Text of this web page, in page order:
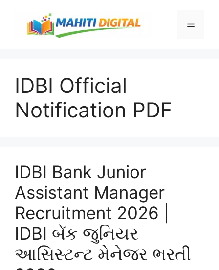
Menu
IDBI Official
Notification PDF
IDBI Bank Junior
Assistant Manager
Recruitment 2026 |
IDBI બેંક જુનિયર
આસિસ્ટન્ટ મેનેજર ભરતી